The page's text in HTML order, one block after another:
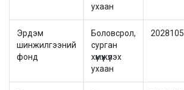
ухаан
Эрдэм
шинжилгээний
фонд
Боловсрол,
сурган
хүмүүжүүлэх
ухаан
2028105